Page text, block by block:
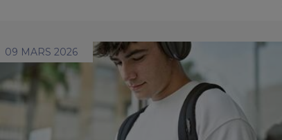
09 MARS 2026